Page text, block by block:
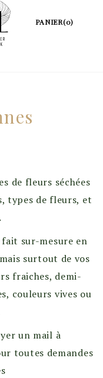
PANIER(0)
de fleurs séchées
types de fleurs, et
sur-mesure en
surtout de vos
fraiches, demi-
couleurs vives ou
un mail à
toutes demandes